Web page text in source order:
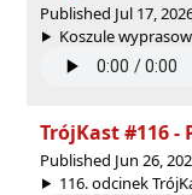
Published Jul 17,
Koszule
TrójKast #116 -
Published Jun 26,
116. odcinek